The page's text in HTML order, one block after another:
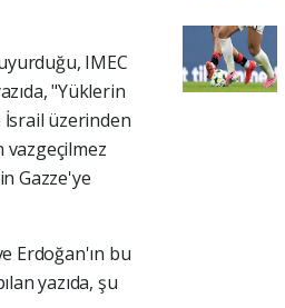
IMEC
"Yüklerin
İsrail üzerinden
Gazze'ye
Erdoğan'ın bu
yazıda, şu